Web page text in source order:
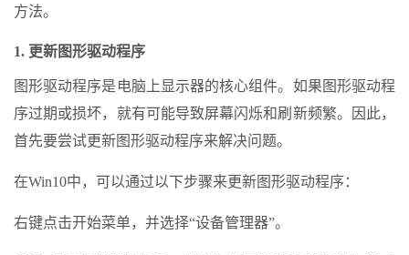
方法。
1. 更新图形驱动程序
图形驱动程序是电脑上显示器的核心组件。如果图形驱动程
序过期或损坏，就有可能导致屏幕闪烁和刷新频繁。因此，
首先要尝试更新图形驱动程序来解决问题。
在Win10中，可以通过以下步骤来更新图形驱动程序：
右键点击开始菜单，并选择“设备管理器”。